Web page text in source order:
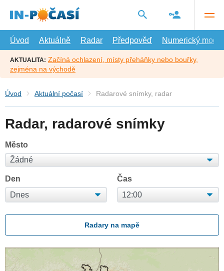
hlavní
Úvod
Aktuálně Radar Předpověď Numerický model
AKTUALITA: Začíná ochlazení, místy přeháňky nebo bouřky,
zejména na východě
Úvod Aktuální počasí Radarové snímky, radar
Radar, radarové snímky
Město
Den Čas
Radary na mapě